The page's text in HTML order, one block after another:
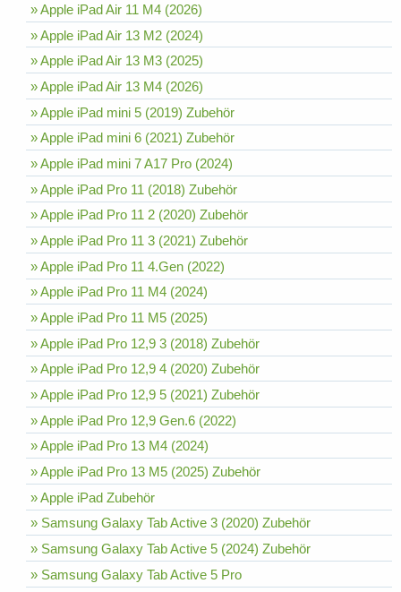
» Apple iPad Air 11 M4 (2026)
» Apple iPad Air 13 M2 (2024)
» Apple iPad Air 13 M3 (2025)
» Apple iPad Air 13 M4 (2026)
» Apple iPad mini 5 (2019) Zubehör
» Apple iPad mini 6 (2021) Zubehör
» Apple iPad mini 7 A17 Pro (2024)
» Apple iPad Pro 11 (2018) Zubehör
» Apple iPad Pro 11 2 (2020) Zubehör
» Apple iPad Pro 11 3 (2021) Zubehör
» Apple iPad Pro 11 4.Gen (2022)
» Apple iPad Pro 11 M4 (2024)
» Apple iPad Pro 11 M5 (2025)
» Apple iPad Pro 12,9 3 (2018) Zubehör
» Apple iPad Pro 12,9 4 (2020) Zubehör
» Apple iPad Pro 12,9 5 (2021) Zubehör
» Apple iPad Pro 12,9 Gen.6 (2022)
» Apple iPad Pro 13 M4 (2024)
» Apple iPad Pro 13 M5 (2025) Zubehör
» Apple iPad Zubehör
» Samsung Galaxy Tab Active 3 (2020) Zubehör
» Samsung Galaxy Tab Active 5 (2024) Zubehör
» Samsung Galaxy Tab Active 5 Pro